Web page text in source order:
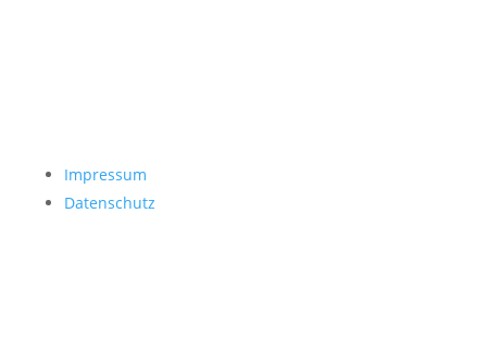
Impressum
Datenschutz